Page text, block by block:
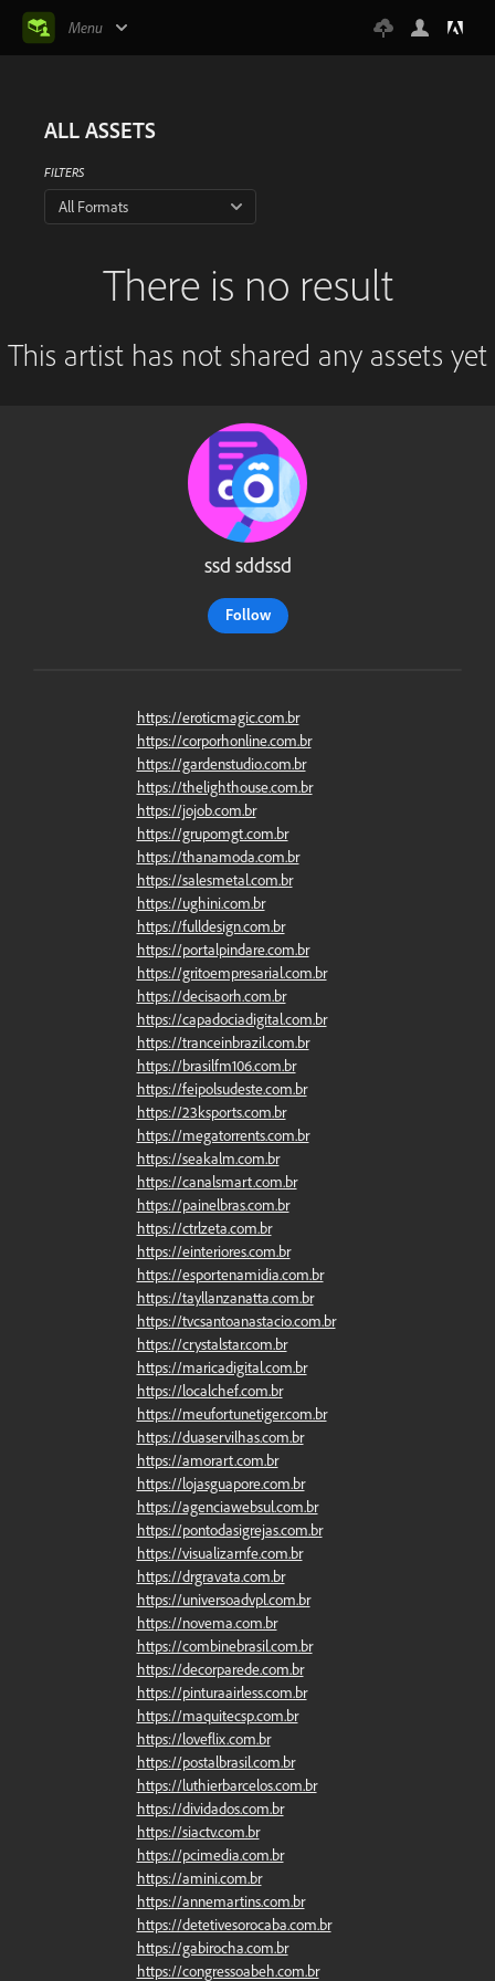
Menu
ALL ASSETS
FILTERS
All Formats
There is no result
This artist has not shared any assets yet
ssd sddssd
Follow
https://eroticmagic.com.br
https://corporhonline.com.br
https://gardenstudio.com.br
https://thelighthouse.com.br
https://jojob.com.br
https://grupomgt.com.br
https://thanamoda.com.br
https://salesmetal.com.br
https://ughini.com.br
https://fulldesign.com.br
https://portalpindare.com.br
https://gritoempresarial.com.br
https://decisaorh.com.br
https://capadociadigital.com.br
https://tranceinbrazil.com.br
https://brasilfm106.com.br
https://feipolsudeste.com.br
https://23ksports.com.br
https://megatorrents.com.br
https://seakalm.com.br
https://canalsmart.com.br
https://painelbras.com.br
https://ctrlzeta.com.br
https://einteriores.com.br
https://esportenamidia.com.br
https://tayllanzanatta.com.br
https://tvcsantoanastacio.com.br
https://crystalstar.com.br
https://maricadigital.com.br
https://localchef.com.br
https://meufortunetiger.com.br
https://duaservilhas.com.br
https://amorart.com.br
https://lojasguapore.com.br
https://agenciawebsul.com.br
https://pontodasigrejas.com.br
https://visualizarnfe.com.br
https://drgravata.com.br
https://universoadvpl.com.br
https://novema.com.br
https://combinebrasil.com.br
https://decorparede.com.br
https://pinturaairless.com.br
https://maquitecsp.com.br
https://loveflix.com.br
https://postalbrasil.com.br
https://luthierbarcelos.com.br
https://dividados.com.br
https://siactv.com.br
https://pcimedia.com.br
https://amini.com.br
https://annemartins.com.br
https://detetivesorocaba.com.br
https://gabirocha.com.br
https://congressoabeh.com.br